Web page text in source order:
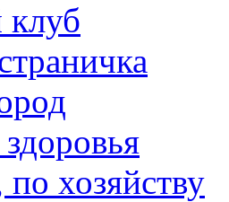
хозяйству